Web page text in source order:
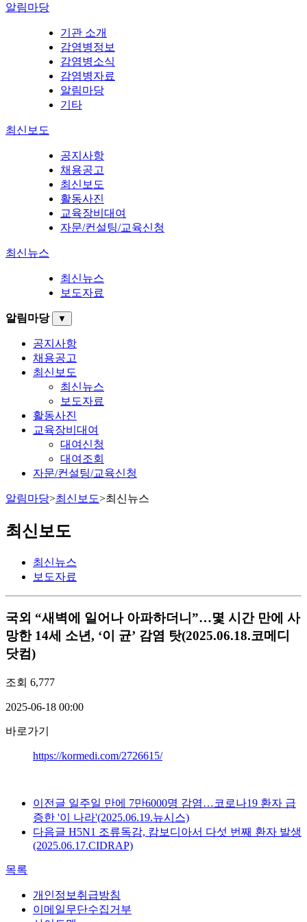
알림마당
기관 소개
감염병정보
감염병소식
감염병자료
알림마당
기타
최신보도
공지사항
채용공고
최신보도
활동사진
교육장비대여
자문/컨설팅/교육신청
최신뉴스
최신뉴스
보도자료
알림마당 ▼
공지사항
채용공고
최신보도
최신뉴스
보도자료
활동사진
교육장비대여
대여신청
대여조회
자문/컨설팅/교육신청
알림마당>최신보도>최신뉴스
최신보도
최신뉴스
보도자료
국외 “새벽에 일어나 아파하더니”…몇 시간 만에 사
망한 14세 소년, ‘이 균’ 감염 탓(2025.06.18.코메디
닷컴)
조회 6,777
2025-06-18 00:00
바로가기
https://kormedi.com/2726615/
이전글 일주일 만에 7만6000명 감염…코로나19 환자 급
증한 '이 나라'(2025.06.19.뉴시스)
다음글 H5N1 조류독감, 캄보디아서 다섯 번째 환자 발생
(2025.06.17.CIDRAP)
목록
개인정보취급방침
이메일무단수집거부